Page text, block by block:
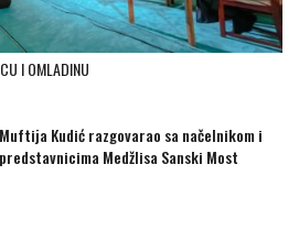
I OMLADINU
Muftija Kudić razgovarao sa načelnikom i
predstavnicima Medžlisa Sanski Most